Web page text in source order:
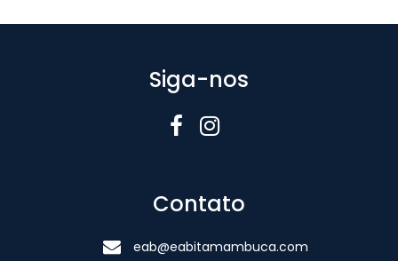
Siga-nos
Contato
eab@eabitamambuca.com